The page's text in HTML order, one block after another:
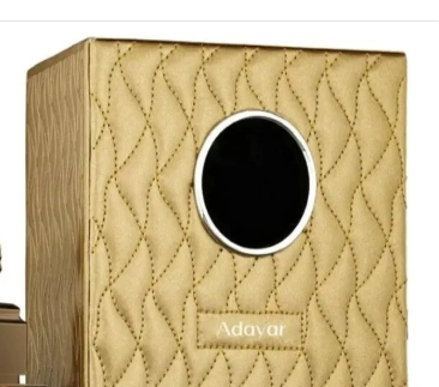
was:
84,36 € / 165,00 лв..
е:
50,62 € / 99,00 лв..
81,81 € / 160,00 лв..